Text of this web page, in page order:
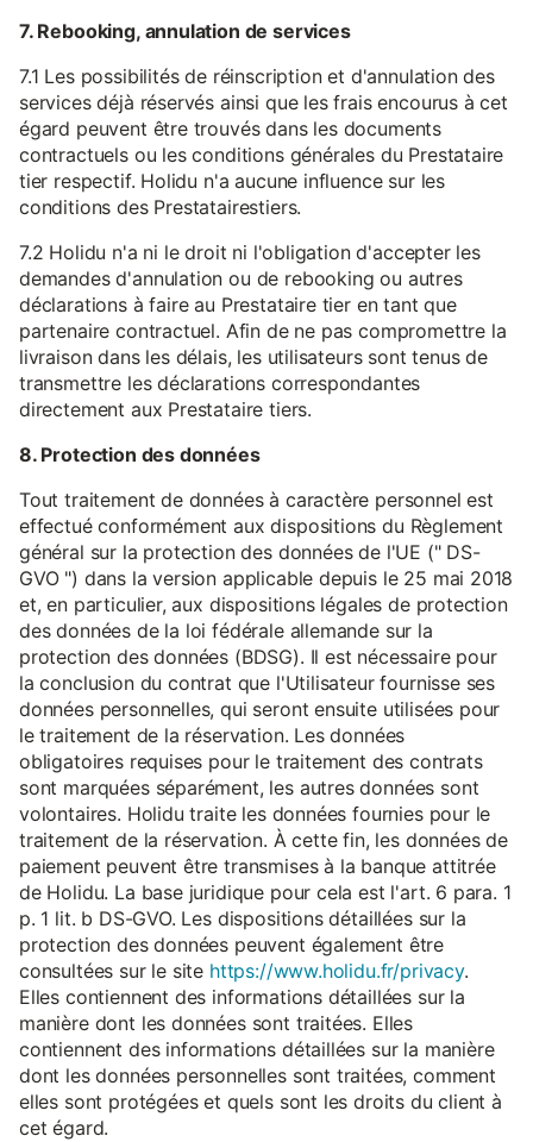
7. Rebooking, annulation de services
7.1 Les possibilités de réinscription et d'annulation des
services déjà réservés ainsi que les frais encourus à cet
égard peuvent être trouvés dans les documents
contractuels ou les conditions générales du Prestataire
tier respectif. Holidu n'a aucune influence sur les
conditions des Prestatairestiers.
7.2 Holidu n'a ni le droit ni l'obligation d'accepter les
demandes d'annulation ou de rebooking ou autres
déclarations à faire au Prestataire tier en tant que
partenaire contractuel. Afin de ne pas compromettre la
livraison dans les délais, les utilisateurs sont tenus de
transmettre les déclarations correspondantes
directement aux Prestataire tiers.
8. Protection des données
Tout traitement de données à caractère personnel est
effectué conformément aux dispositions du Règlement
général sur la protection des données de l'UE (" DS-
GVO ") dans la version applicable depuis le 25 mai 2018
et, en particulier, aux dispositions légales de protection
des données de la loi fédérale allemande sur la
protection des données (BDSG). Il est nécessaire pour
la conclusion du contrat que l'Utilisateur fournisse ses
données personnelles, qui seront ensuite utilisées pour
le traitement de la réservation. Les données
obligatoires requises pour le traitement des contrats
sont marquées séparément, les autres données sont
volontaires. Holidu traite les données fournies pour le
traitement de la réservation. À cette fin, les données de
paiement peuvent être transmises à la banque attitrée
de Holidu. La base juridique pour cela est l'art. 6 para. 1
p. 1 lit. b DS-GVO. Les dispositions détaillées sur la
protection des données peuvent également être
consultées sur le site https://www.holidu.fr/privacy.
Elles contiennent des informations détaillées sur la
manière dont les données sont traitées. Elles
contiennent des informations détaillées sur la manière
dont les données personnelles sont traitées, comment
elles sont protégées et quels sont les droits du client à
cet égard.